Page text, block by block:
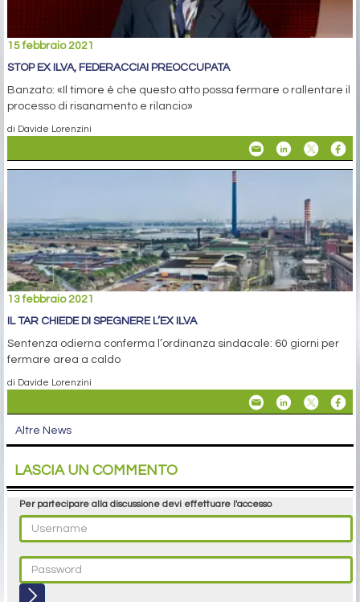
15 febbraio 2021
STOP EX ILVA, FEDERACCIAI PREOCCUPATA
Banzato: «Il timore è che questo atto possa fermare o rallentare il
processo di risanamento e rilancio»
di Davide Lorenzini
13 febbraio 2021
IL TAR CHIEDE DI SPEGNERE L’EX ILVA
Sentenza odierna conferma l’ordinanza sindacale: 60 giorni per
fermare area a caldo
di Davide Lorenzini
Altre News
LASCIA UN COMMENTO
Per partecipare alla discussione devi effettuare l'accesso